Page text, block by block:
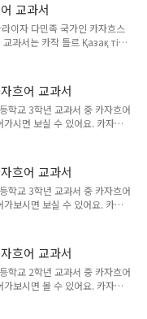
교과서
이자 다민족 국가인 카자흐스
과서는 카작 틀르 Қазақ тілі
자음, 모음이 보통 키릴 문자
러시아인 학교 5학년 카자흐어
것도 없는 흰색이에요. 책 첫
обучения 라고 러시아
흐어 교과서
학교 3학년 교과서 중 카자흐어
시면 보실 수 있어요. 카자흐
) 제가 가지고 있는 책은 2011
느낌이 들어요. 카자흐어에서
의 어휘를 사용해요. 참고로
절인 나우르즈 바이람은 춘분 -
마다 조금씩 다르답니다. 카자
흐어 교과서
학교 3학년 교과서 중 카자흐어
보시면 보실 수 있어요. 카자
크) 제가 가지고 있는 교과서는
카자흐어의 격변화는 명사의
서에서 소유접사도 배워요.
이점인 명사수식법과 밀접한 연
을 공부할 때 매우 쉽게 실수하
흐어 교과서
학교 2학년 교과서 중 카자흐어
보시면 볼 수 있어요. 카자흐
) 제가 가지고 있는 교과서는